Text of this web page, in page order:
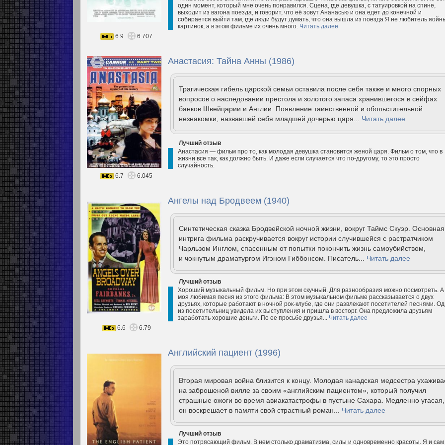
один момент, который мне очень понравился. Сцена, где девушка, с татуировкой на спине,
выходит из вагона поезда, и говорит, что её зовут Ананасью и она едет до конечной и
собирается выйти там, где люди будут думать, что она вышла из поезда Я не любитель
картинок, а в этом фильме их очень много. Читать далее
6.9
6.707
Анастасия: Тайна Анны (1986)
Трагическая гибель царской семьи оставила после себя также и много спорных
вопросов о наследовании престола и золотого запаса хранившегося в сейфах
банков Швейцарии и Англии. Появление таинственной и обольстительной
незнакомки, назвавшей себя младшей дочерью царя... Читать далее
Лучший отзыв
Анастасия — фильм про то, как молодая девушка становится женой царя. Фильм о том, что в
жизни все так, как должно быть. И даже если случается что по-другому, то это просто
случайность.
6.7
6.045
Ангелы над Бродвеем (1940)
Cинтетическая сказка Бродвейской ночной жизни, вокруг Таймс Скуэр. Основная
интрига фильма раскручивается вокруг истории случившейся с растратчиком
Чарльзом Инглом, спасенным от попытки покончить жизнь самоубийством,
и чокнутым драматургом Игэном Гиббонсом. Писатель... Читать далее
Лучший отзыв
Хороший музыкальный фильм. Но при этом скучный. Для разнообразия можно посмотреть. А
моя любимая песня из этого фильма: В этом музыкальном фильме рассказывается о двух
друзьях, которые работают в ночной рок-клубе, где они развлекают посетителей песнями.
из посетительниц увидела их выступления и пришла в восторг. Она предложила друзьям
заработать хорошие деньги. По ее просьбе друзья... Читать далее
6.6
6.79
Английский пациент (1996)
Вторая мировая война близится к концу. Молодая канадская медсестра
на заброшеной вилле за своим «английским пациентом», который получил
страшные ожоги во время авиакатастрофы в пустыне Сахара. Медленно угасая,
он воскрешает в памяти свой страстный роман... Читать далее
Лучший отзыв
Это потрясающий фильм. В нем столько драматизма, силы и одновременно красоты. Я и сам